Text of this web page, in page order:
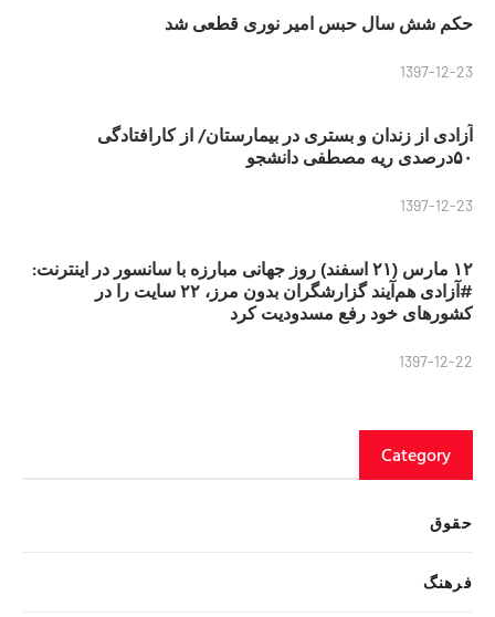
حکم شش سال حبس امیر نوری قطعی شد
1397-12-23
آزادی از زندان و بستری در بیمارستان/ از کارافتادگی
۵۰درصدی ریه مصطفی دانشجو
1397-12-23
۱۲ مارس (۲۱ اسفند) روز جهانی مبارزه با سانسور در اینترنت:
#آزادی هم‌آیند گزارشگران‌ بدون مرز، ۲۲ سایت را در
کشورهای خود رفع مسدودیت کرد
1397-12-22
Category
حقوق
فرهنگ